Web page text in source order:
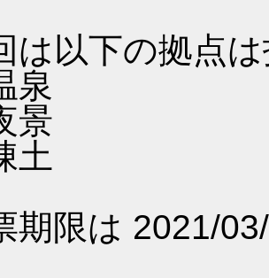
以下の拠点
泉
景
土
限は 2021/